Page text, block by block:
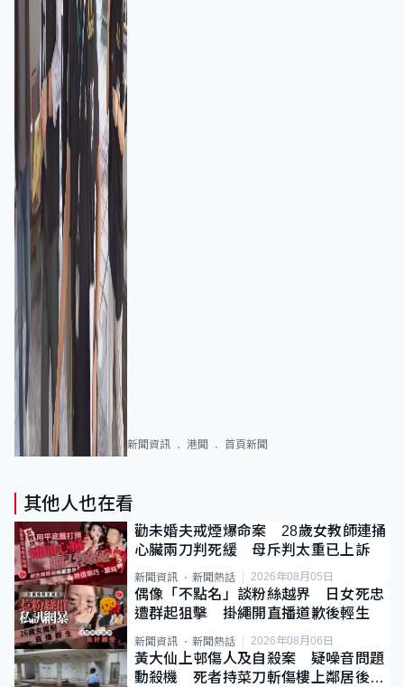
新聞資訊 港聞 首頁新聞
其他人也在看
勸未婚夫戒煙爆命案 28歲女教師連捅
心臟兩刀判死緩 母斥判太重已上訴
新聞資訊 新聞熱話 2026年08月05日
偶像「不點名」談粉絲越界 日女死忠
遭群起狙擊 掛繩開直播道歉後輕生
新聞資訊 新聞熱話 2026年08月06日
黃大仙上邨傷人及自殺案 疑噪音問題
動殺機 死者持菜刀斬傷樓上鄰居後墮